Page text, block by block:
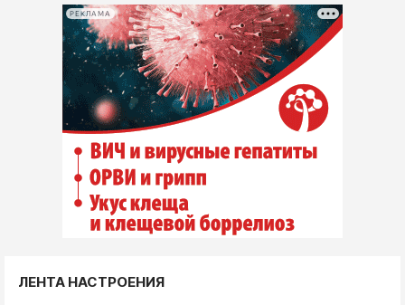
РЕКЛАМА
ЛЕНТА НАСТРОЕНИЯ